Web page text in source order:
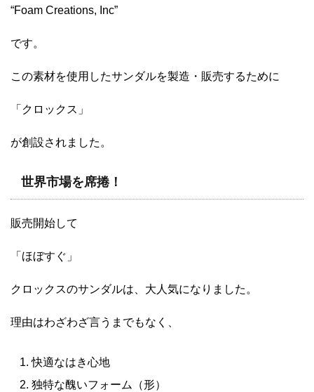
“Foam Creations, Inc”
です。
この素材を使用したサンダルを製造・販売するために
「クロックス」
が創設されました。
世界市場を席捲！
販売開始して
「ほぼすぐ」
クロックスのサンダルは、大人気になりました。
理由はわざわざ言うまでもなく、
快適なはき心地
独特な醜いフォーム（形）